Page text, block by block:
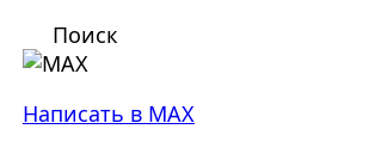
Поиск
Написать в MAX